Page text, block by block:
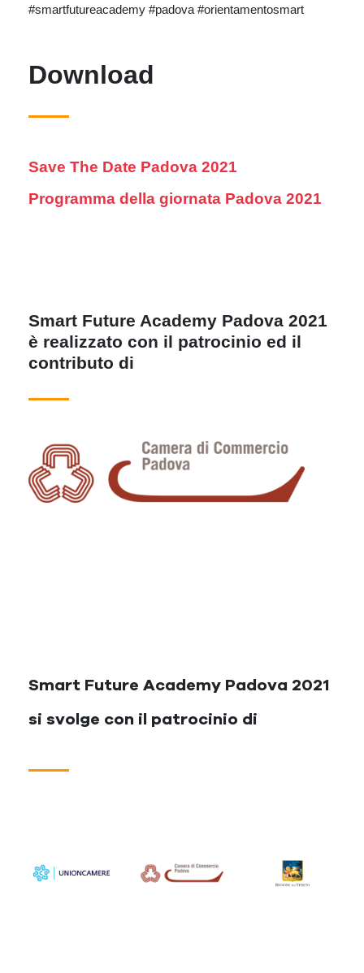
#smartfutureacademy #padova #orientamentosmart
Download
Save The Date Padova 2021
Programma della giornata Padova 2021
Smart Future Academy Padova 2021
è realizzato con il patrocinio ed il
contributo di
Smart Future Academy Padova 2021
si svolge con il patrocinio di